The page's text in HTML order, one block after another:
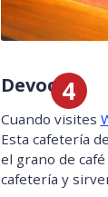
Devoción
Cuando visites
Esta cafetería
el grano de
cafetería y